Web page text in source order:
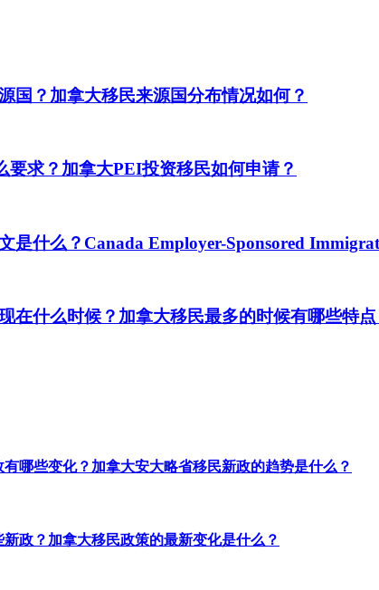
国？加拿大移民来源国分布情况如何？
要求？加拿大PEI投资移民如何申请？
是什么？Canada Employer-Sponsored
在什么时候？加拿大移民最多的时候有哪些特点
哪些变化？加拿大安大略省移民新政的趋势是什么？
政？加拿大移民政策的最新变化是什么？